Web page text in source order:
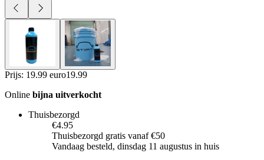
Prijs: 19.99 euro19.99
Online bijna uitverkocht
Thuisbezorgd
€4.95
Thuisbezorgd gratis vanaf €50
Vandaag besteld, dinsdag 11 augustus in huis